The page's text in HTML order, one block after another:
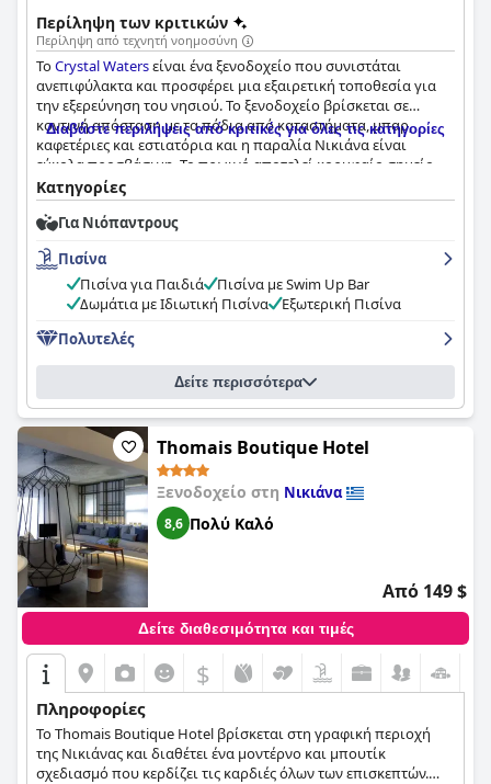
ιδιαίτερα στοιχεία του νησιού, προσφέροντας και εκπληκτική
θέα στο Ιόνιο Πέλαγος. Οι επισκέπτες έχουν την ευκαιρία να
γευτούν μοναδικές γαστρονομικές δημιουργίες, να
εξερευνήσουν το νησί με την ησυχία τους ή ακόμα και να
απολαύσουν κάποια από τις διάφορες δραστηριότητες που
προσφέρονται.
Περίληψη των κριτικών
Περίληψη από τεχνητή νοημοσύνη
ΤοCrystal Watersείναι ένα ξενοδοχείο που συνιστάται
ανεπιφύλακτα και προσφέρει μια εξαιρετική τοποθεσία για
την εξερεύνηση του νησιού. Το ξενοδοχείο βρίσκεται σε
κοντινή απόσταση με τα πόδια από καταστήματα, μπαρ,
καφετέριες και εστιατόρια και η παραλία Νικιάνα είναι
εύκολα προσβάσιμη. Το πρωινό αποτελεί κορυφαίο σημείο
της διαμονής με πολλές επιλογές, νόστιμες πίτες και
εξαιρετική ποικιλία. Το ξενοδοχείο μπορεί να
υπερηφανεύεται για εκπληκτικές γευστικές εμπειρίες με
υψηλής ποιότητας και φρέσκα τρόφιμα. Τα δωμάτια είναι
ευρύχωρα, καθαρά και όμορφα διακοσμημένα με σύγχρονες
εγκαταστάσεις. Το ξενοδοχείο υπερηφανεύεται για την άψογη
καθαριότητα και το προσωπικό είναι φιλικό, ευγενικό και
ξενοδοχείο προσφέρει πολυτελή καταλύματα με ιδιωτικές
πισίνες. ΤοCrystal Watersείναι μια πολυτελής και άνετη
διαμονή με κομψές εγκαταστάσεις τόσο σε εσωτερικούς όσο
και σε εξωτερικούς χώρους. Συνολικά, είναι μια θαυμάσια
επιλογή για όσους επιθυμούν πολυτελείς διακοπές σε μια
εκπληκτική και εκλεπτυσμένη τοποθεσία.
Διαβάστε περιλήψεις από κριτικές για όλες τις κατηγορίες
Κατηγορίες
Για Νιόπαντρους
Πισίνα
Πισίνα για Παιδιά
Πισίνα με Swim Up Bar
Δωμάτια με Ιδιωτική Πισίνα
Εξωτερική Πισίνα
Πολυτελές
Δείτε περισσότερα
Thomais Boutique Hotel
Ξενοδοχείο στη Νικιάνα
8,6 Πολύ Καλό
Από 149 $
Δείτε διαθεσιμότητα και τιμές
$
Πληροφορίες
Το Thomais Boutique Hotel βρίσκεται στη γραφική περιοχή
της Νικιάνας και διαθέτει ένα μοντέρνο και μπουτίκ
σχεδιασμό που κερδίζει τις καρδιές όλων των επισκεπτών.